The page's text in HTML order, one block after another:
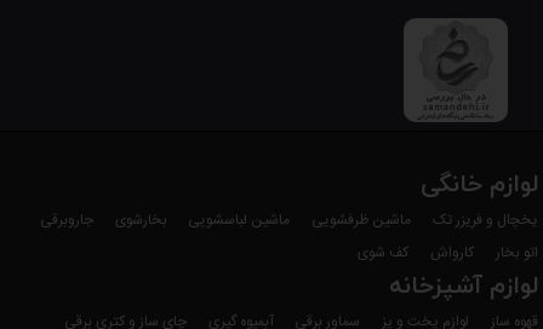
لوازم خانگی
یخچال و فریزر تک ماشین ظرفشویی ماشین لباسشویی بخارشوی
جاروبرقی
اتو بخار
کارواش کف شوی
لوازم آشپزخانه
قهوه ساز لوازم پخت و پز سماور برقی آبمیوه گیری
چای ساز و کتری برقی